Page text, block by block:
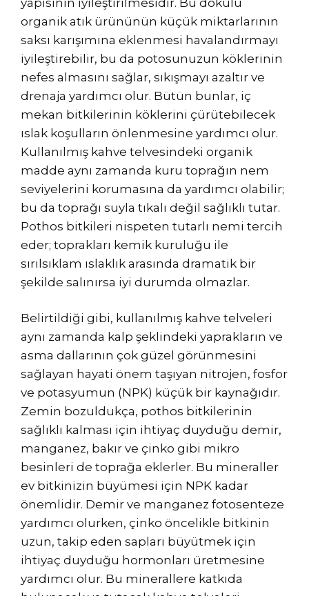
organik atık ürününün küçük miktarlarının
saksı karışımına eklenmesi havalandırmayı
iyileştirebilir, bu da potosunuzun köklerinin
nefes almasını sağlar, sıkışmayı azaltır ve
drenaja yardımcı olur. Bütün bunlar, iç
mekan bitkilerinin köklerini çürütebilecek
ıslak koşulların önlenmesine yardımcı olur.
Kullanılmış kahve telvesindeki organik
madde aynı zamanda kuru toprağın nem
seviyelerini korumasına da yardımcı olabilir;
bu da toprağı suyla tıkalı değil sağlıklı tutar.
Pothos bitkileri nispeten tutarlı nemi tercih
eder; toprakları kemik kuruluğu ile
sırılsıklam ıslaklık arasında dramatik bir
şekilde salınırsa iyi durumda olmazlar.
Belirtildiği gibi, kullanılmış kahve telveleri
aynı zamanda kalp şeklindeki yaprakların ve
asma dallarının çok güzel görünmesini
sağlayan hayati önem taşıyan nitrojen, fosfor
ve potasyumun (NPK) küçük bir kaynağıdır.
Zemin bozuldukça, pothos bitkilerinin
sağlıklı kalması için ihtiyaç duyduğu demir,
manganez, bakır ve çinko gibi mikro
besinleri de toprağa eklerler. Bu mineraller
ev bitkinizin büyümesi için NPK kadar
önemlidir. Demir ve manganez fotosenteze
yardımcı olurken, çinko öncelikle bitkinin
uzun, takip eden sapları büyütmek için
ihtiyaç duyduğu hormonları üretmesine
yardımcı olur. Bu minerallere katkıda